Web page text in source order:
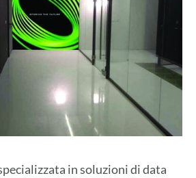
in soluzioni di data